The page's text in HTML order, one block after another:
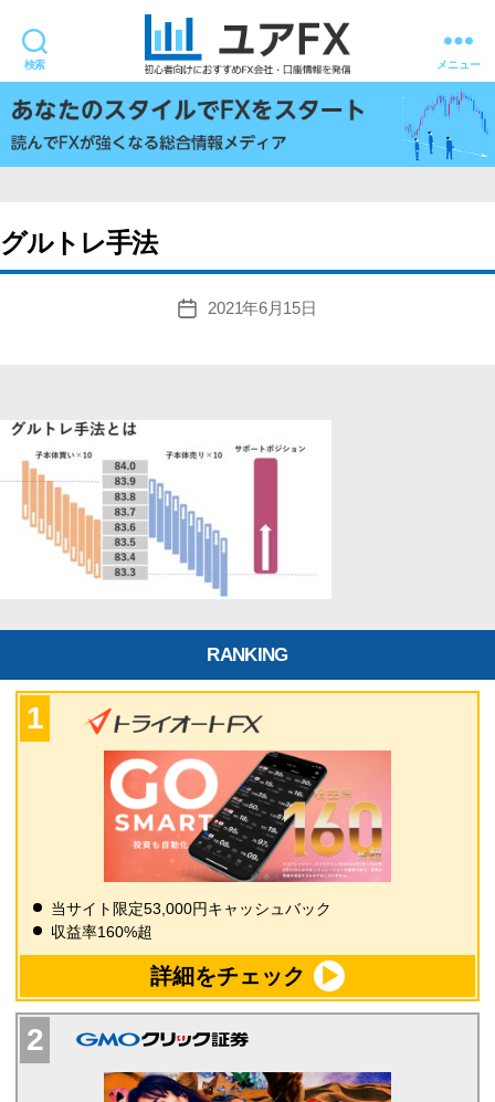
検索
ユ
ア
FX
メニュー
グルトレ手法
投
2021年6月15日
RANKING
当サイト限定53,000円キャッシュバック
収益率160%超
詳細をチェック